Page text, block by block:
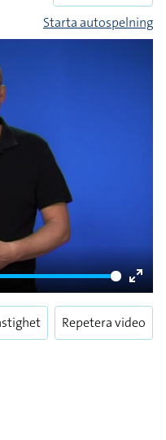
Starta autospelning
Enter
Repetera video